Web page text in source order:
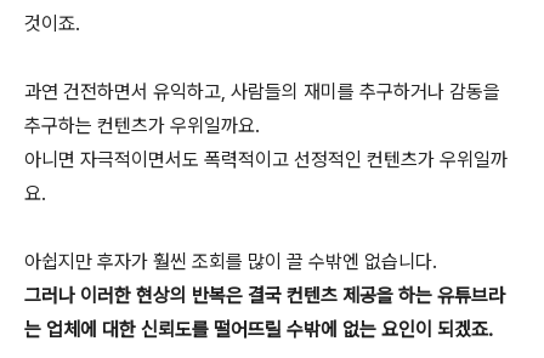
것이죠.
과연 건전하면서 유익하고, 사람들의 재미를 추구하거나 감동을
추구하는 컨텐츠가 우위일까요.
아니면 자극적이면서도 폭력적이고 선정적인 컨텐츠가 우위일까
요.
아쉽지만 후자가 훨씬 조회를 많이 끌 수밖엔 없습니다.
그러나 이러한 현상의 반복은 결국 컨텐츠 제공을 하는 유튜브라
는 업체에 대한 신뢰도를 떨어뜨릴 수밖에 없는 요인이 되겠죠.